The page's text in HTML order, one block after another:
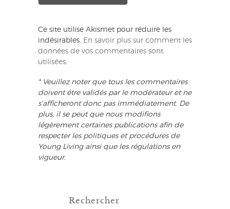
Ce site utilise Akismet pour réduire les
indésirables.
En savoir plus sur comment les
données de vos commentaires sont
utilisées
* Veuillez noter que tous les commentaires
doivent être validés par le modérateur et ne
s'afficheront donc pas immédiatement. De
plus, il se peut que nous modifions
légèrement certaines publications afin de
respecter les politiques et procédures de
Young Living ainsi que les régulations en
vigueur.
Rechercher